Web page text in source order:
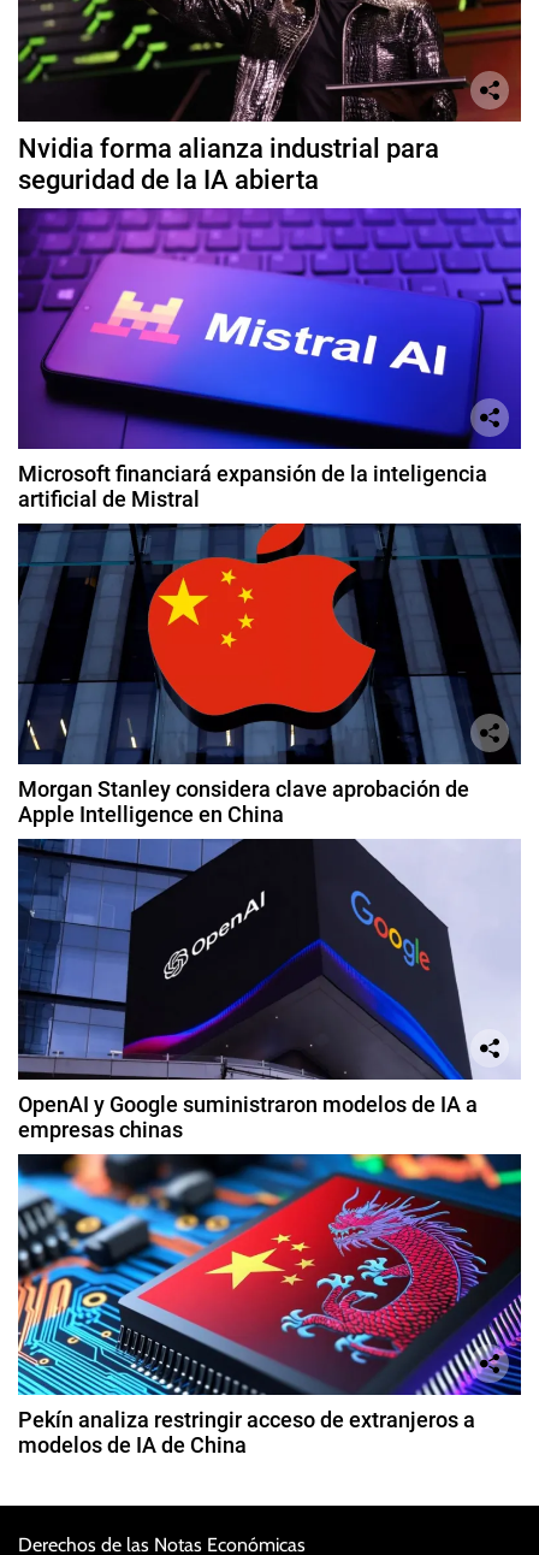
Nvidia forma alianza industrial para
seguridad de la IA abierta
Microsoft financiará expansión de la inteligencia
artificial de Mistral
Morgan Stanley considera clave aprobación de
Apple Intelligence en China
OpenAI y Google suministraron modelos de IA a
empresas chinas
Pekín analiza restringir acceso de extranjeros a
modelos de IA de China
Derechos de las Notas Económicas